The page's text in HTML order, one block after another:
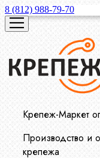
8 (812) 988-79-70
Крепеж-Маркет
Производство и
крепежа